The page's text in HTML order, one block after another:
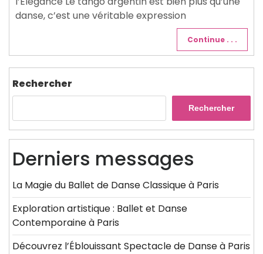
danse, c’est une véritable expression
Continue . . .
Rechercher
Rechercher
Derniers messages
La Magie du Ballet de Danse Classique à Paris
Exploration artistique : Ballet et Danse
Contemporaine à Paris
Découvrez l’Éblouissant Spectacle de Danse à Paris